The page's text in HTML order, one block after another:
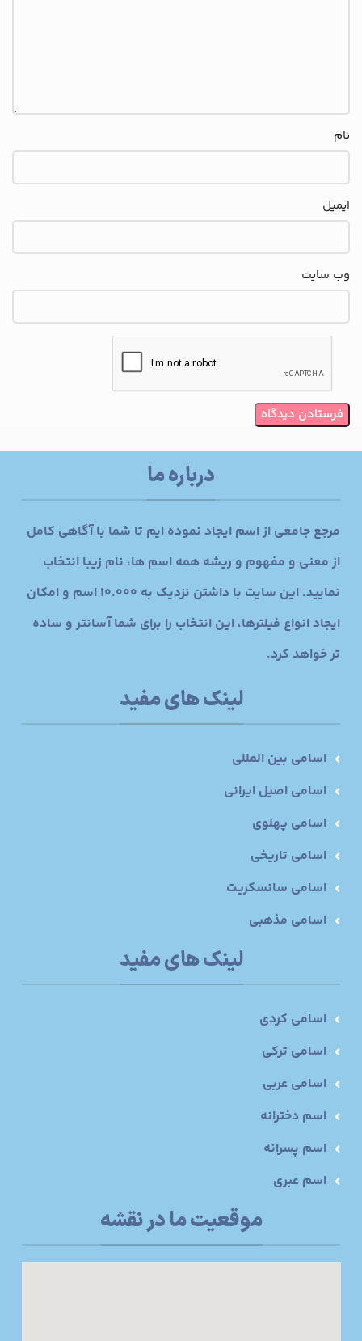
نام
ایمیل
وب‌ سایت
درباره ما
مرجع جامعی از اسم ایجاد نموده ایم تا شما با آگاهی کامل
از معنی و مفهوم و ریشه همه اسم ها، نام زیبا انتخاب
نمایید. این سایت با داشتن نزدیک به 10.000 اسم و امکان
ایجاد انواع فیلترها، این انتخاب را برای شما آسانتر و ساده
تر خواهد کرد.
لینک های مفید
اسامی بین المللی
اسامی اصیل ایرانی
اسامی پهلوی
اسامی تاریخی
اسامی سانسکریت
اسامی مذهبی
لینک های مفید
اسامی کردی
اسامی ترکی
اسامی عربی
اسم دخترانه
اسم پسرانه
اسم عبری
موقعیت ما در نقشه